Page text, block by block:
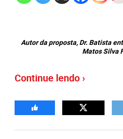
Autor da proposta, Dr. Batista
Matos Silva
Continue lendo ›